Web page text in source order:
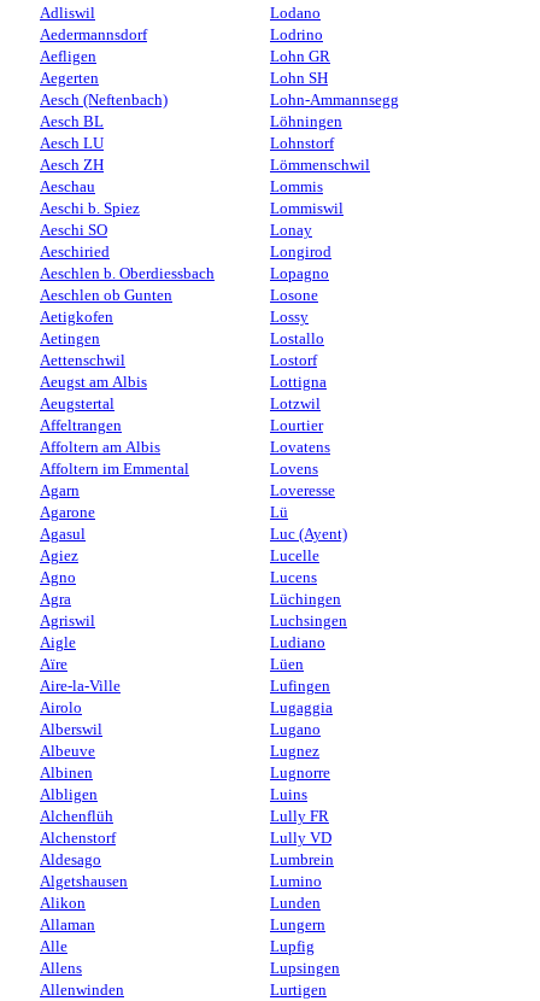
Adliswil
Aedermannsdorf
Aefligen
Aegerten
Aesch (Neftenbach)
Aesch BL
Aesch LU
Aesch ZH
Aeschau
Aeschi b. Spiez
Aeschi SO
Aeschiried
Aeschlen b. Oberdiessbach
Aeschlen ob Gunten
Aetigkofen
Aetingen
Aettenschwil
Aeugst am Albis
Aeugstertal
Affeltrangen
Affoltern am Albis
Affoltern im Emmental
Agarn
Agarone
Agasul
Agiez
Agno
Agra
Agriswil
Aigle
Aïre
Aire-la-Ville
Airolo
Alberswil
Albeuve
Albinen
Albligen
Alchenflüh
Alchenstorf
Aldesago
Algetshausen
Alikon
Allaman
Alle
Allens
Allenwinden
Lodano
Lodrino
Lohn GR
Lohn SH
Lohn-Ammannsegg
Löhningen
Lohnstorf
Lömmenschwil
Lommis
Lommiswil
Lonay
Longirod
Lopagno
Losone
Lossy
Lostallo
Lostorf
Lottigna
Lotzwil
Lourtier
Lovatens
Lovens
Loveresse
Lü
Luc (Ayent)
Lucelle
Lucens
Lüchingen
Luchsingen
Ludiano
Lüen
Lufingen
Lugaggia
Lugano
Lugnez
Lugnorre
Luins
Lully FR
Lully VD
Lumbrein
Lumino
Lunden
Lungern
Lupfig
Lupsingen
Lurtigen